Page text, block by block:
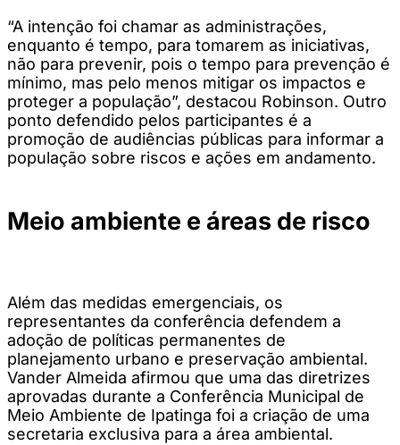
“A intenção foi chamar as administrações,
enquanto é tempo, para tomarem as iniciativas,
não para prevenir, pois o tempo para prevenção é
mínimo, mas pelo menos mitigar os impactos e
proteger a população”, destacou Robinson. Outro
ponto defendido pelos participantes é a
promoção de audiências públicas para informar a
população sobre riscos e ações em andamento.
Meio ambiente e áreas de risco
Além das medidas emergenciais, os
representantes da conferência defendem a
adoção de políticas permanentes de
planejamento urbano e preservação ambiental.
Vander Almeida afirmou que uma das diretrizes
aprovadas durante a Conferência Municipal de
Meio Ambiente de Ipatinga foi a criação de uma
secretaria exclusiva para a área ambiental.